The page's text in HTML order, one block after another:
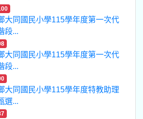
大同國民小學115學年度第一次代
段...
大同國民小學115學年度第一次代
段...
大同國民小學115學年度特教助理
選...